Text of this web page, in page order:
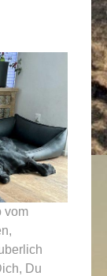
vom
Du